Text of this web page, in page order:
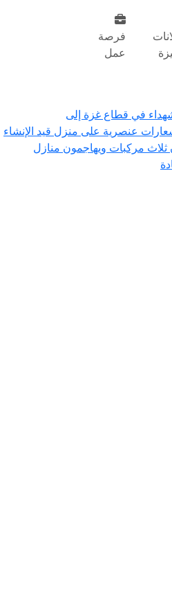
فرصة
عمل
في قطاع غزة إلى
عنصرية على منزل قيد الإنشاء
مركبات ويهاجمون منازل